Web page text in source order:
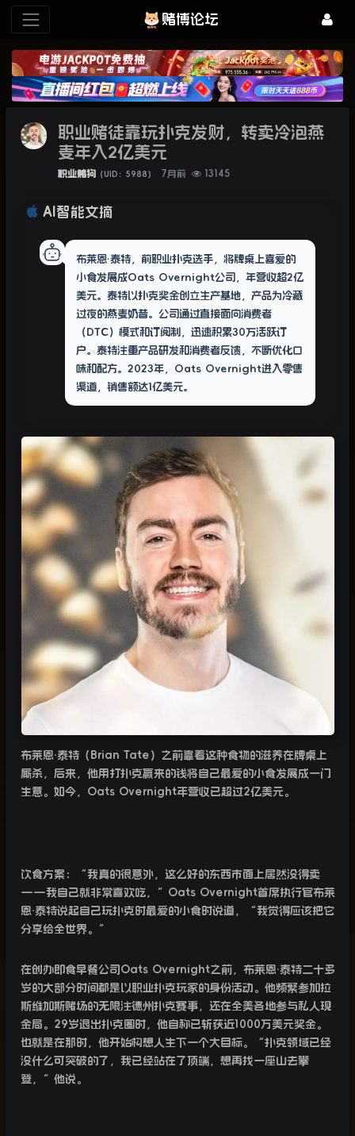
赌博论坛
职业赌徒靠玩扑克发财，转卖冷泡燕
麦年入2亿美元
职业赌狗 （UID：5988） 7月前 13145
AI智能文摘
布莱恩·泰特，前职业扑克选手，将牌桌上喜爱的
小食发展成Oats Overnight公司，年营收超2亿
美元。泰特以扑克奖金创立生产基地，产品为冷藏
过夜的燕麦奶昔。公司通过直接面向消费者
（DTC）模式和订阅制，迅速积累30万活跃订
户。泰特注重产品研发和消费者反馈，不断优化口
味和配方。2023年，Oats Overnight进入零售
渠道，销售额达1亿美元。
布莱恩·泰特（ Brian Tate ）之前靠着这种食物的滋养在牌桌上
厮杀，后来，他用打扑克赢来的钱将自己最爱的小食发展成一门
生意。如今，
Oats Overnight年营收已超过2亿美元。
饮食方案：“我真的很意外，这么好的东西市面上居然没得卖
——我自己就非常喜欢吃，” Oats Overnight首席执行官布莱
恩·泰特说起自己玩扑克时最爱的小食时说道，“我觉得应该把它
分享给全世界。”
在创办即食早餐公司 Oats Overnight之前，布莱恩·泰特二十多
岁的大部分时间都是以职业扑克玩家的身份活动。他频繁参加拉
斯维加斯赌场的无限注德州扑克赛事，还在全美各地参与私人现
金局。
29岁退出扑克圈时，他自称已斩获近1000万美元奖金。
也就是在那时，他开始构想人生下一个大目标。“扑克领域已经
没什么可突破的了，我已经站在了顶端，想再找一座山去攀
登，”他说。